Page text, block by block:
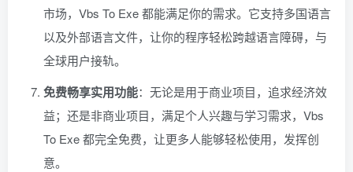
市场，Vbs To Exe 都能满足你的需求。它支持多国语言
以及外部语言文件，让你的程序轻松跨越语言障碍，与
全球用户接轨。
免费畅享实用功能：无论是用于商业项目，追求经济效
益；还是非商业项目，满足个人兴趣与学习需求，Vbs
To Exe 都完全免费，让更多人能够轻松使用，发挥创
意。